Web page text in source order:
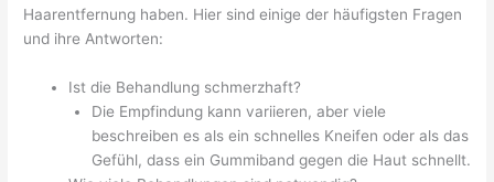
Haarentfernung haben. Hier sind einige der häufigsten Fragen
und ihre Antworten:
Ist die Behandlung schmerzhaft?
Die Empfindung kann variieren, aber viele
beschreiben es als ein schnelles Kneifen oder als das
Gefühl, dass ein Gummiband gegen die Haut schnellt.